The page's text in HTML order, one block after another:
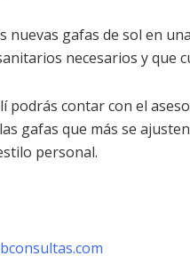
nuevas gafas de sol en
necesarios y que
podrás contar con el
gafas que más se
personal.